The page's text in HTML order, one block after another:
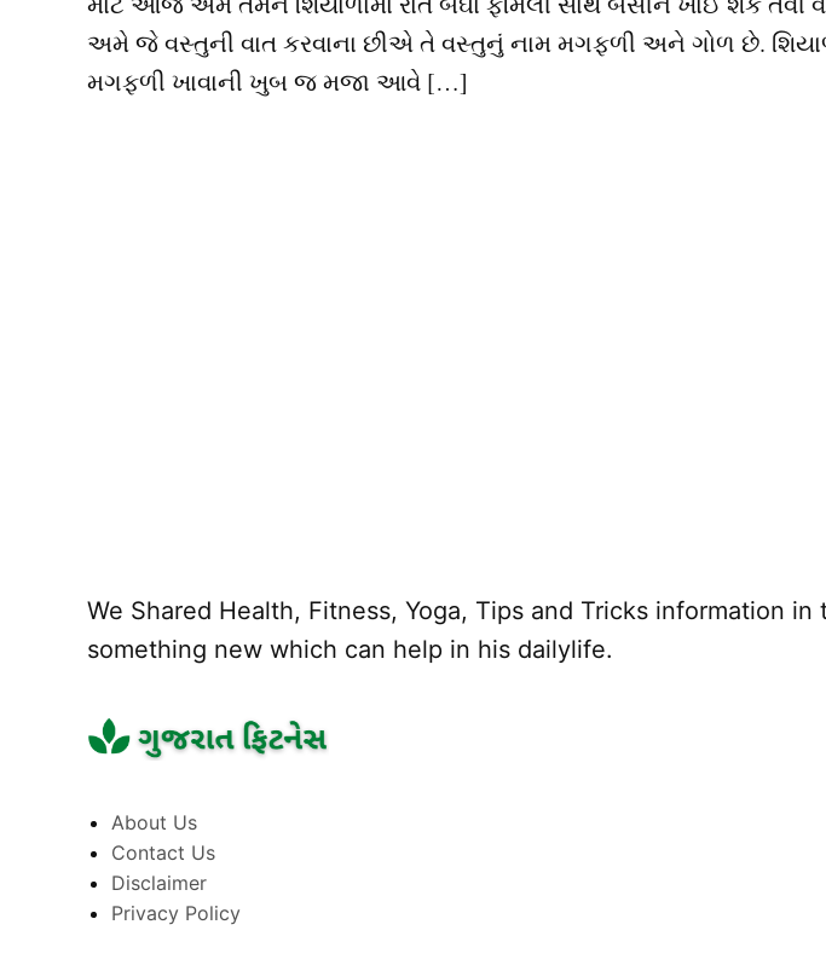
અમે જે વસ્તુની વાત કરવાના છીએ તે વસ્તુનું નામ મગફળી અને ગોળ છે.
મગફળી ખાવાની ખુબ જ મજા આવે […]
We Shared Health, Fitness, Yoga, Tips and Tricks information
something new which can help in his dailylife.
About Us
Contact Us
Disclaimer
Privacy Policy